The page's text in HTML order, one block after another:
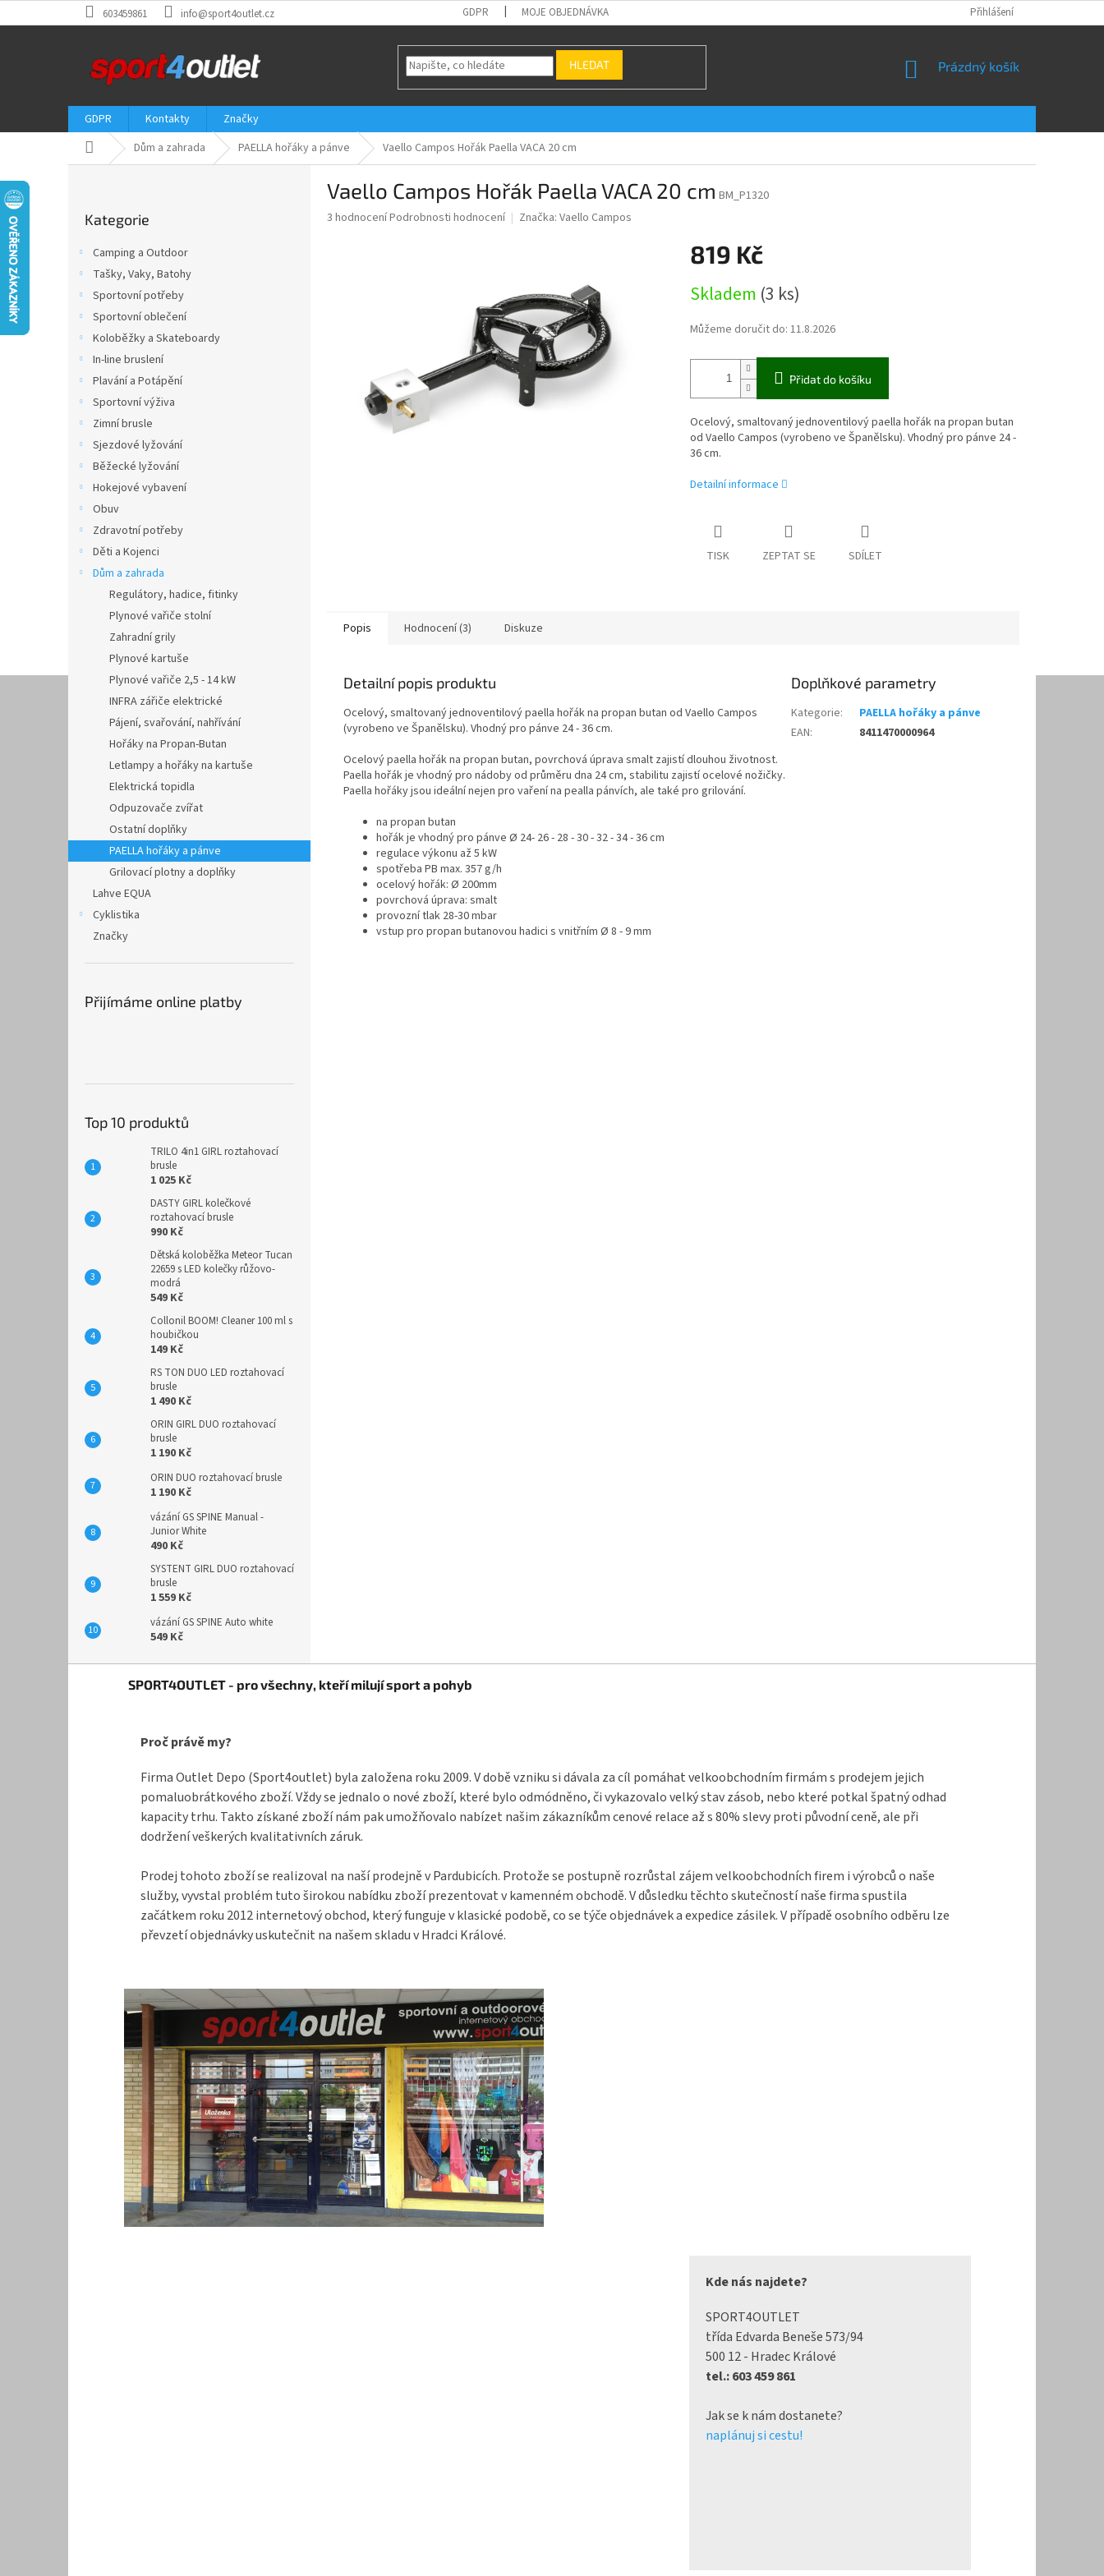
na
603459861 info@sport4outlet.cz GDPR MOJE OBJEDNÁVKA Přihlášení
HLEDAT
NÁKUPNÍ
Prázdný košík
GDPR Kontakty
Značky
Domů Dům a zahrada PAELLA hořáky a pánve Vaello Campos Hořák Paella VACA 20 cm
kategorie
Kategorie
Camping a Outdoor
Tašky, Vaky, Batohy
Sportovní potřeby
Sportovní oblečení
Koloběžky a Skateboardy
In-line bruslení
Plavání a Potápění
Sportovní výživa
Zimní brusle
Sjezdové lyžování
Běžecké lyžování
Hokejové vybavení
Obuv
Zdravotní potřeby
Děti a Kojenci
Dům a zahrada
Regulátory, hadice, fitinky
Plynové vařiče stolní
Zahradní grily
Plynové kartuše
Plynové vařiče 2,5 - 14 kW
INFRA zářiče elektrické
Pájení, svařování, nahřívání
Hořáky na Propan-Butan
Letlampy a hořáky na kartuše
Elektrická topidla
Odpuzovače zvířat
Ostatní doplňky
PAELLA hořáky a pánve
Grilovací plotny a doplňky
Lahve EQUA
Cyklistika
Značky
Přijímáme online platby
Top 10 produktů
TRILO 4in1 GIRL roztahovací
brusle
1 025 Kč
DASTY GIRL kolečkové
roztahovací brusle
990 Kč
Dětská koloběžka Meteor Tucan
22659 s LED kolečky růžovo-
modrá
549 Kč
Collonil BOOM! Cleaner 100 ml s
houbičkou
149 Kč
RS TON DUO LED roztahovací
brusle
1 490 Kč
ORIN GIRL DUO roztahovací
brusle
1 190 Kč
ORIN DUO roztahovací brusle
1 190 Kč
vázání GS SPINE Manual -
Junior White
490 Kč
SYSTENT GIRL DUO roztahovací
brusle
1 559 Kč
vázání GS SPINE Auto white
549 Kč
Vaello Campos Hořák Paella VACA 20 cm BM_P1320
Průměrné
3 hodnoceníPodrobnosti hodnocení Značka: Vaello Campos
819 Kč
cena:
Skladem (3 ks)
Můžeme doručit do: 11.8.2026
Přidat do košíku
Ocelový, smaltovaný jednoventilový paella hořák na propan butan
od Vaello Campos (vyrobeno ve Španělsku). Vhodný pro pánve 24 -
36 cm.
Detailní informace
TISK ZEPTAT SE SDÍLET
Popis Hodnocení (3) Diskuze
Detailní popis produktu
Ocelový, smaltovaný jednoventilový paella hořák na propan butan od Vaello Campos
(vyrobeno ve Španělsku). Vhodný pro pánve 24 - 36 cm.
Ocelový paella hořák na propan butan, povrchová úprava smalt zajistí dlouhou životnost.
Paella hořák je vhodný pro nádoby od průměru dna 24 cm, stabilitu zajistí ocelové nožičky.
Paella hořáky jsou ideální nejen pro vaření na pealla pánvích, ale také pro grilování.
na propan butan
hořák je vhodný pro pánve Ø 24- 26 - 28 - 30 - 32 - 34 - 36 cm
regulace výkonu až 5 kW
spotřeba PB max. 357 g/h
ocelový hořák: Ø 200mm
povrchová úprava: smalt
provozní tlak 28-30 mbar
vstup pro propan butanovou hadici s vnitřním Ø 8 - 9 mm
Doplňkové parametry
Kategorie:
PAELLA hořáky a pánve
EAN: 8411470000964
SPORT4OUTLET - pro všechny, kteří milují sport a pohyb
Proč právě my?
Firma Outlet Depo (Sport4outlet) byla založena roku 2009. V době vzniku si dávala za cíl pomáhat velkoobchodním firmám s prodejem jejich
pomaluobrátkového zboží. Vždy se jednalo o nové zboží, které bylo odmódněno, či vykazovalo velký stav zásob, nebo které potkal špatný odhad
kapacity trhu. Takto získané zboží nám pak umožňovalo nabízet našim zákazníkům cenové relace až s 80% slevy proti původní ceně, ale při
dodržení veškerých kvalitativních záruk.
Prodej tohoto zboží se realizoval na naší prodejně v Pardubicích. Protože se postupně rozrůstal zájem velkoobchodních firem i výrobců o naše
služby, vyvstal problém tuto širokou nabídku zboží prezentovat v kamenném obchodě. V důsledku těchto skutečností naše firma spustila
začátkem roku 2012 internetový obchod, který funguje v klasické podobě, co se týče objednávek a expedice zásilek. V případě osobního odběru lze
převzetí objednávky uskutečnit na našem skladu v Hradci Králové.
Kde nás najdete?
SPORT4OUTLET
třída Edvarda Beneše 573/94
500 12 - Hradec Králové
tel.: 603 459 861
Jak se k nám dostanete?
naplánuj si cestu!